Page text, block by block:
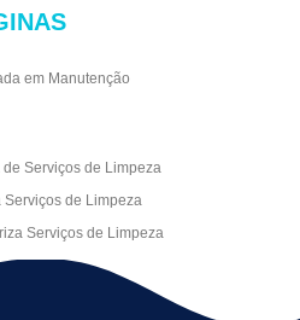
em Manutenção
Serviços de Limpeza
Serviços de Limpeza
Serviços de Limpeza
de Portaria